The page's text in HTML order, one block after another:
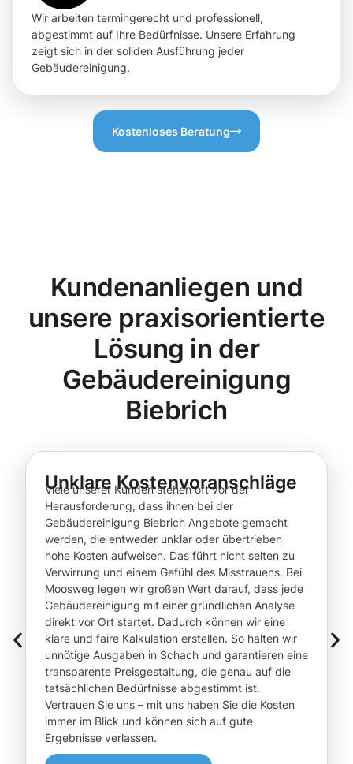
Wir arbeiten termingerecht und professionell,
abgestimmt auf Ihre Bedürfnisse. Unsere Erfahrung
zeigt sich in der soliden Ausführung jeder
Gebäudereinigung.
Kostenloses Beratung
Kundenanliegen und
unsere praxisorientierte
Lösung in der
Gebäudereinigung
Biebrich
Unklare Kostenvoranschläge
Viele unserer Kunden stehen oft vor der
Herausforderung, dass ihnen bei der
Gebäudereinigung Biebrich Angebote gemacht
werden, die entweder unklar oder übertrieben
hohe Kosten aufweisen. Das führt nicht selten zu
Verwirrung und einem Gefühl des Misstrauens. Bei
Moosweg legen wir großen Wert darauf, dass jede
Gebäudereinigung mit einer gründlichen Analyse
direkt vor Ort startet. Dadurch können wir eine
klare und faire Kalkulation erstellen. So halten wir
unnötige Ausgaben in Schach und garantieren eine
transparente Preisgestaltung, die genau auf die
tatsächlichen Bedürfnisse abgestimmt ist.
Vertrauen Sie uns – mit uns haben Sie die Kosten
immer im Blick und können sich auf gute
Ergebnisse verlassen.